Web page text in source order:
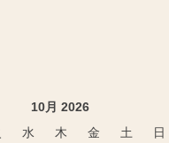
10月 2026
水 木 金 土
日